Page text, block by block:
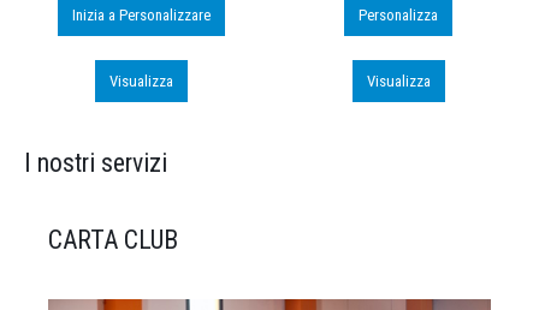
Inizia a Personalizzare
Visualizza
Personalizza
Visualizza
I nostri servizi
CARTA CLUB